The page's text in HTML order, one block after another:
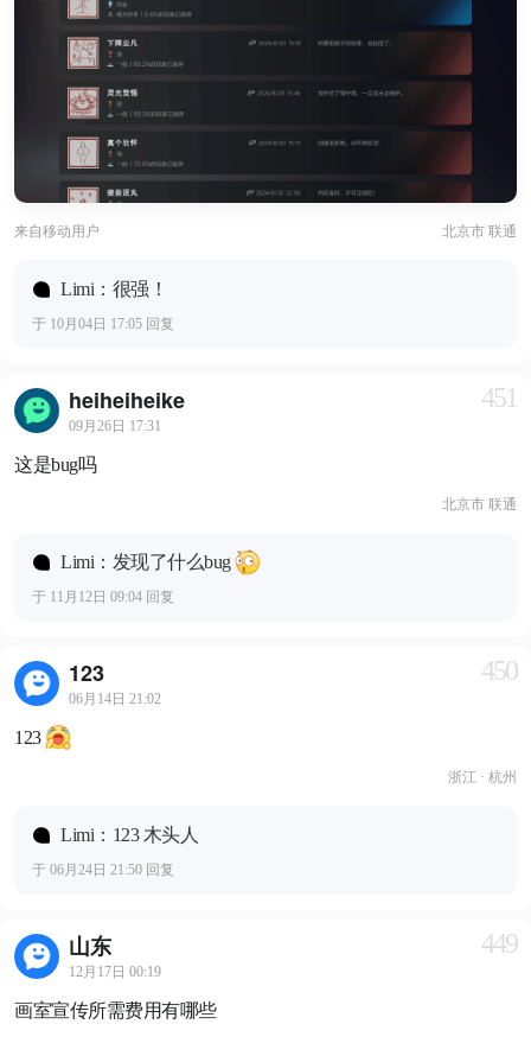
来自移动用户 北京市 联通
Limi：很强！
于 10月04日 17:05 回复
heiheiheike
09月26日 17:31
451
这是bug吗
北京市 联通
Limi：发现了什么bug
于 11月12日 09:04 回复
123
06月14日 21:02
450
123
浙江 · 杭州
Limi：123 木头人
于 06月24日 21:50 回复
山东
12月17日 00:19
449
画室宣传所需费用有哪些